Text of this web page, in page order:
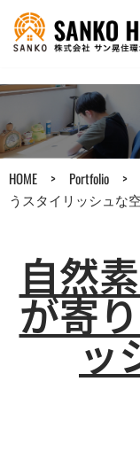
コ
テ
ツ
へ
ス
キ
HOME > Portfolio >
うスタイリッシュな
自然
が寄
ッ